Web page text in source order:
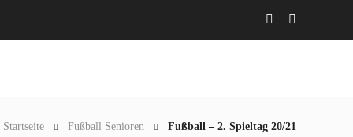
Startseite Fußball Senioren Fußball – 2. Spieltag 20/21